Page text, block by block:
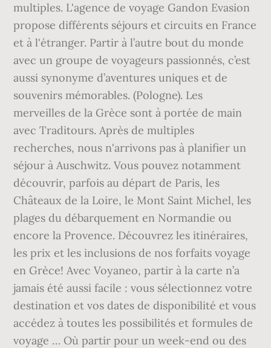
multiples. L'agence de voyage Gandon Evasion
propose différents séjours et circuits en France
et à l'étranger. Partir à l’autre bout du monde
avec un groupe de voyageurs passionnés, c’est
aussi synonyme d’aventures uniques et de
souvenirs mémorables. (Pologne). Les
merveilles de la Grèce sont à portée de main
avec Traditours. Après de multiples
recherches, nous n'arrivons pas à planifier un
séjour à Auschwitz. Vous pouvez notamment
découvrir, parfois au départ de Paris, les
Châteaux de la Loire, le Mont Saint Michel, les
plages du débarquement en Normandie ou
encore la Provence. Découvrez les itinéraires,
les prix et les inclusions de nos forfaits voyage
en Grèce! Avec Voyaneo, partir à la carte n’a
jamais été aussi facile : vous sélectionnez votre
destination et vos dates de disponibilité et vous
accédez à toutes les possibilités et formules de
voyage … Où partir pour un week-end ou des